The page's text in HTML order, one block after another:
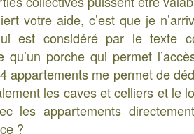
votre aide, c’est que je
est considéré par le texte
porche qui permet
appartements me permet de
les caves et celliers et le
les appartements
?